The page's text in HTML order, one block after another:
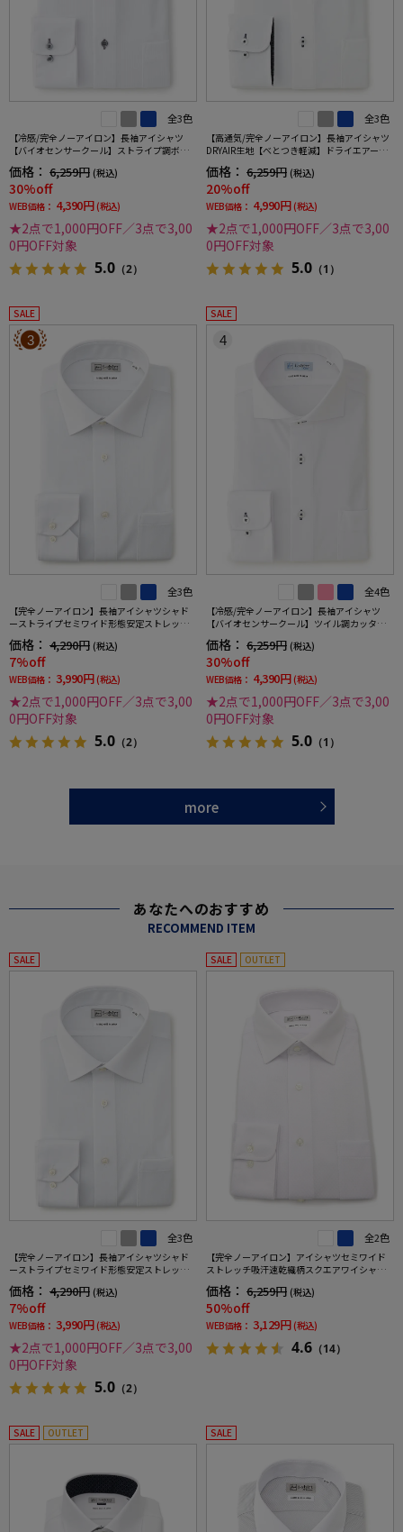
全3色
【冷感/完全ノーアイロン】長袖アイシャツ
【バイオセンサークール】ストライプ調ボタ
効果吸汗速乾ワイシャツ春夏
価格： 6,259円 (税込)
30%off
WEB価格： 4,390円 (税込)
★2点で1,000円OFF／3点で3,00
0円OFF対象
5.0 （2）
全3色
【高通気/完全ノーアイロン】長袖アイシャツ
DRYAIR生地【べとつき軽減】ドライエアース
定ストレッチ防汚効果吸汗速乾ワイシャツ春
夏
価格： 6,259円 (税込)
20%off
WEB価格： 4,990円 (税込)
★2点で1,000円OFF／3点で3,00
0円OFF対象
5.0 （1）
SALE
3
全3色
【完全ノーアイロン】長袖アイシャツシャド
ーストライプセミワイド形態安定ストレッチ
価格： 4,290円 (税込)
7%off
WEB価格： 3,990円 (税込)
★2点で1,000円OFF／3点で3,00
0円OFF対象
5.0 （2）
SALE
4
全4色
【冷感/完全ノーアイロン】長袖アイシャツ
【バイオセンサークール】ツイル調カッタウ
汗速乾ワイシャツ春夏
価格： 6,259円 (税込)
30%off
WEB価格： 4,390円 (税込)
★2点で1,000円OFF／3点で3,00
0円OFF対象
5.0 （1）
more
あなたへのおすすめ
RECOMMEND ITEM
SALE
全3色
【完全ノーアイロン】長袖アイシャツシャド
ーストライプセミワイド形態安定ストレッチ
価格： 4,290円 (税込)
7%off
WEB価格： 3,990円 (税込)
★2点で1,000円OFF／3点で3,00
0円OFF対象
5.0 （2）
SALE OUTLET
全2色
【完全ノーアイロン】アイシャツセミワイド
ストレッチ吸汗速乾織柄スクエアワイシャツi-
価格： 6,259円 (税込)
50%off
WEB価格： 3,129円 (税込)
4.6 （14）
SALE OUTLET SALE